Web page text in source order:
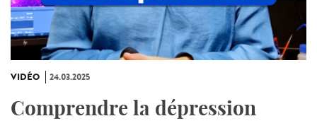
VIDÉO 24.03.2025
Comprendre la dépression